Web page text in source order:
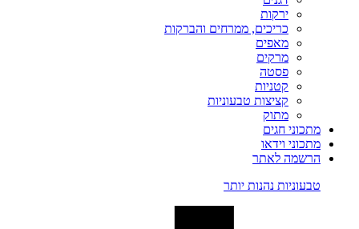
ירקות
כריכים, ממרחים והברקות
מאפים
מרקים
פסטה
קטניות
קציצות טבעוניות
מתוק
מתכוני חגים
מתכוני וידאו
הרשמה לאתר